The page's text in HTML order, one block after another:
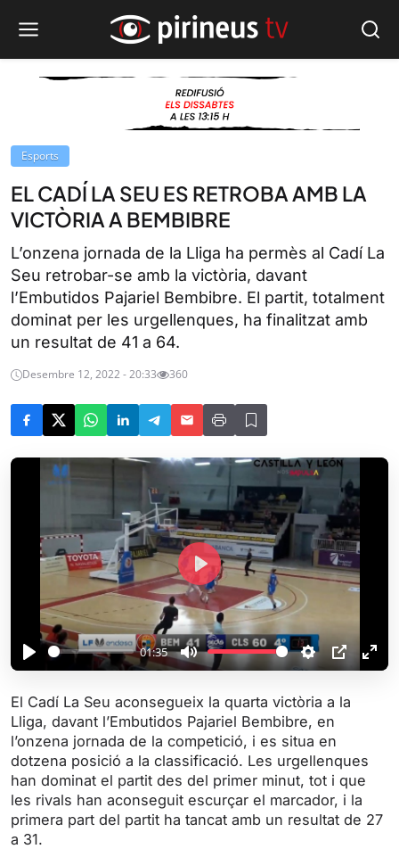
Esports
EL CADÍ LA SEU ES RETROBA AMB LA
VICTÒRIA A BEMBIBRE
L’onzena jornada de la Lliga ha permès al Cadí La
Seu retrobar-se amb la victòria, davant
l’Embutidos Pajariel Bembibre. El partit, totalment
dominat per les urgellenques, ha finalitzat amb
un resultat de 41 a 64.
Desembre 12, 2022 - 20:33 360
P
l
a
y
01:35
M
u
t
e
S
e
t
i
n
g
s
P
I
E
l
P
l
a
y
El Cadí La Seu aconsegueix la quarta victòria a la
Lliga, davant l’Embutidos Pajariel Bembibre, en
l’onzena jornada de la competició, i es situa en
dotzena posició a la classificació. Les urgellenques
han dominat el partit des del primer minut, tot i que
les rivals han aconseguit escurçar el marcador, i la
primera part del partit ha tancat amb un resultat de 27
a 31.